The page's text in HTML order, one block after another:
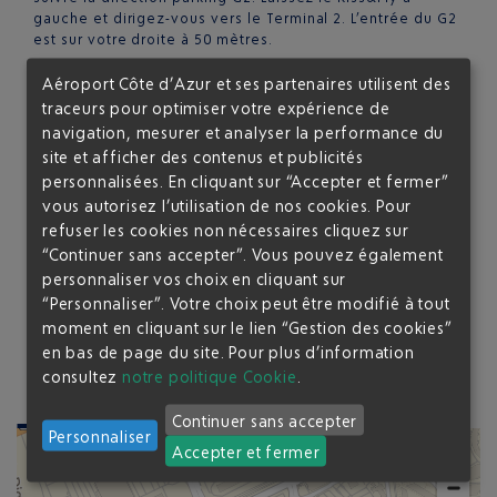
gauche et dirigez-vous vers le Terminal 2. L’entrée du G2
est sur votre droite à 50 mètres.
En venant d’Antibes/Cannes : suivre Terminal 2, prendre
la voie Var jusqu’au bout, laissez le Kiss&Fly à gauche et
dirigez-vous vers le Terminal 2. L’entrée du G2 est sur
votre droite à 50 mètres.
Plan d'accès
COMMENT REJOINDRE L'AÉROPORT DEPUIS
LE G2 ?
min du T1 0min du T2
Aéroport Côte d’Azur et ses partenaires utilisent des
traceurs pour optimiser votre expérience de
navigation, mesurer et analyser la performance du
site et afficher des contenus et publicités
personnalisées. En cliquant sur “Accepter et fermer”
vous autorisez l’utilisation de nos cookies. Pour
refuser les cookies non nécessaires cliquez sur
“Continuer sans accepter”. Vous pouvez également
personnaliser vos choix en cliquant sur
“Personnaliser”. Votre choix peut être modifié à tout
moment en cliquant sur le lien “Gestion des cookies”
en bas de page du site.Pour plus d’information
consultez notre politique Cookie
Personnaliser
Continuer sans accepter
Accepter et fermer